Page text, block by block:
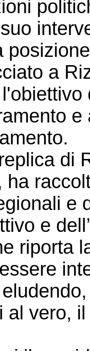
a
di
ha
e
e
riporta
al vero,